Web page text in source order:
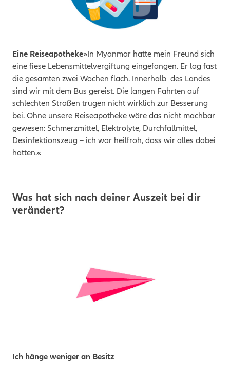
Eine Reiseapotheke»In Myanmar hatte mein Freund sich
eine fiese Lebensmittelvergiftung eingefangen. Er lag fast
die gesamten zwei Wochen flach. Innerhalb des Landes
sind wir mit dem Bus gereist. Die langen Fahrten auf
schlechten Straßen trugen nicht wirklich zur Besserung
bei. Ohne unsere Reiseapotheke wäre das nicht machbar
gewesen: Schmerzmittel, Elektrolyte, Durchfallmittel,
Desinfektionszeug – ich war heilfroh, dass wir alles dabei
hatten.«
Was hat sich nach deiner Auszeit bei dir
verändert?
Ich hänge weniger an Besitz